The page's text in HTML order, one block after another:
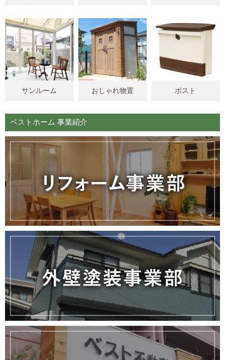
サンルーム おしゃれ物置 ポスト
ベストホーム 事業紹介